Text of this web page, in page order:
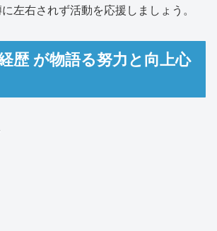
左右されず活動を応援しましょう。
歴 が物語る努力と向上心